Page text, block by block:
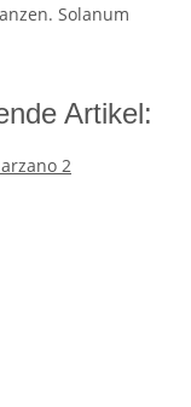
Solanum
Artikel: